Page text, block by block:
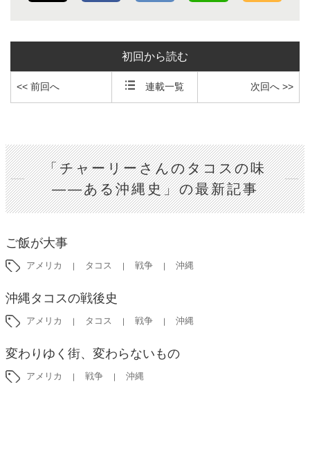
初回から読む
<< 前回へ 連載一覧 次回へ >>
「チャーリーさんのタコスの味
――ある沖縄史」の最新記事
ご飯が大事
アメリカ タコス 戦争 沖縄
沖縄タコスの戦後史
アメリカ タコス 戦争 沖縄
変わりゆく街、変わらないもの
アメリカ 戦争 沖縄